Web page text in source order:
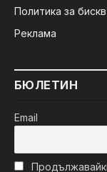
Политика за
Реклама
БЮЛЕТИН
Email